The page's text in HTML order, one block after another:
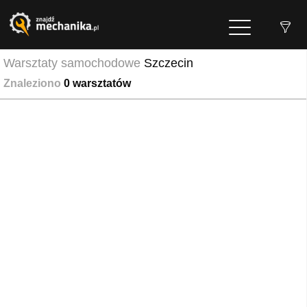
Warsztaty samochodowe Szczecin
Znaleziono 0 warsztatów